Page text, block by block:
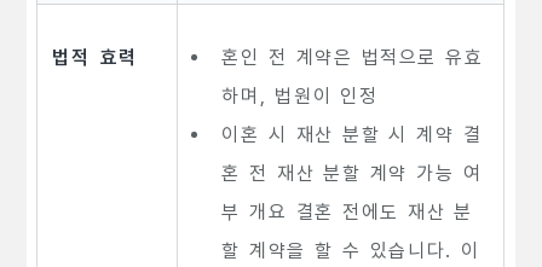
법적 효력
혼인 전 계약은 법적으로 유효
하며, 법원이 인정
이혼 시 재산 분할 시 계약 결
혼 전 재산 분할 계약 가능 여
부 개요 결혼 전에도 재산 분
할 계약을 할 수 있습니다. 이